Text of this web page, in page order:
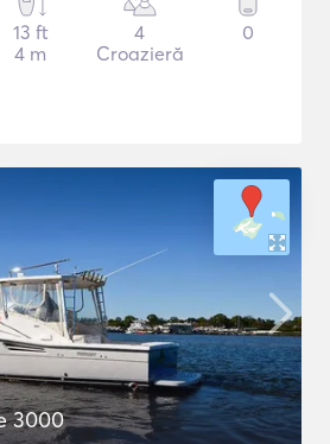
13 ft
4 m
4
Croazieră
0
3000